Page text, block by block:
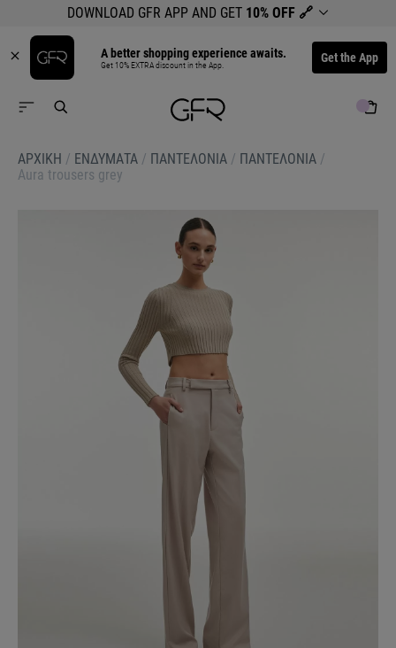
DOWNLOAD GFR APP AND GET 10% OFF 🔗
A better shopping experience awaits.
Get 10% EXTRA discount in the App. Get the App
ΑΡΧΙΚΉ / ΕΝΔΥΜΑΤΑ / ΠΑΝΤΕΛΟΝΙΑ / ΠΑΝΤΕΛΟΝΙΑ /
Aura trousers grey